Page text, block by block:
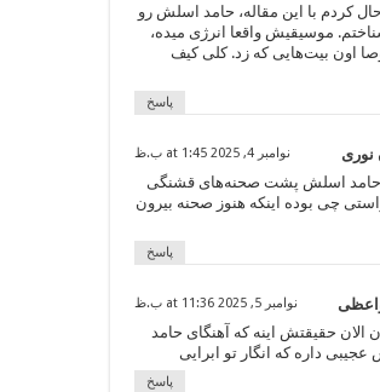
کردم با این مقاله، حامد اسلش رو
موسیقیش واقعا انرژی میده،
اون بیت‌هایی که زد. کلی کیف
پاسخ
نوامبر 4, 2025 at 1:45 ب.ظ
حامد اسلش پشت صحنه‌های قشنگی
چی بوده اینکه هنوز صحنه بیرون
پاسخ
نوامبر 5, 2025 at 11:36 ب.ظ
الان حقیقتش اینه که آهنگای حامد
داره که انگار تو ابرایی
پاسخ